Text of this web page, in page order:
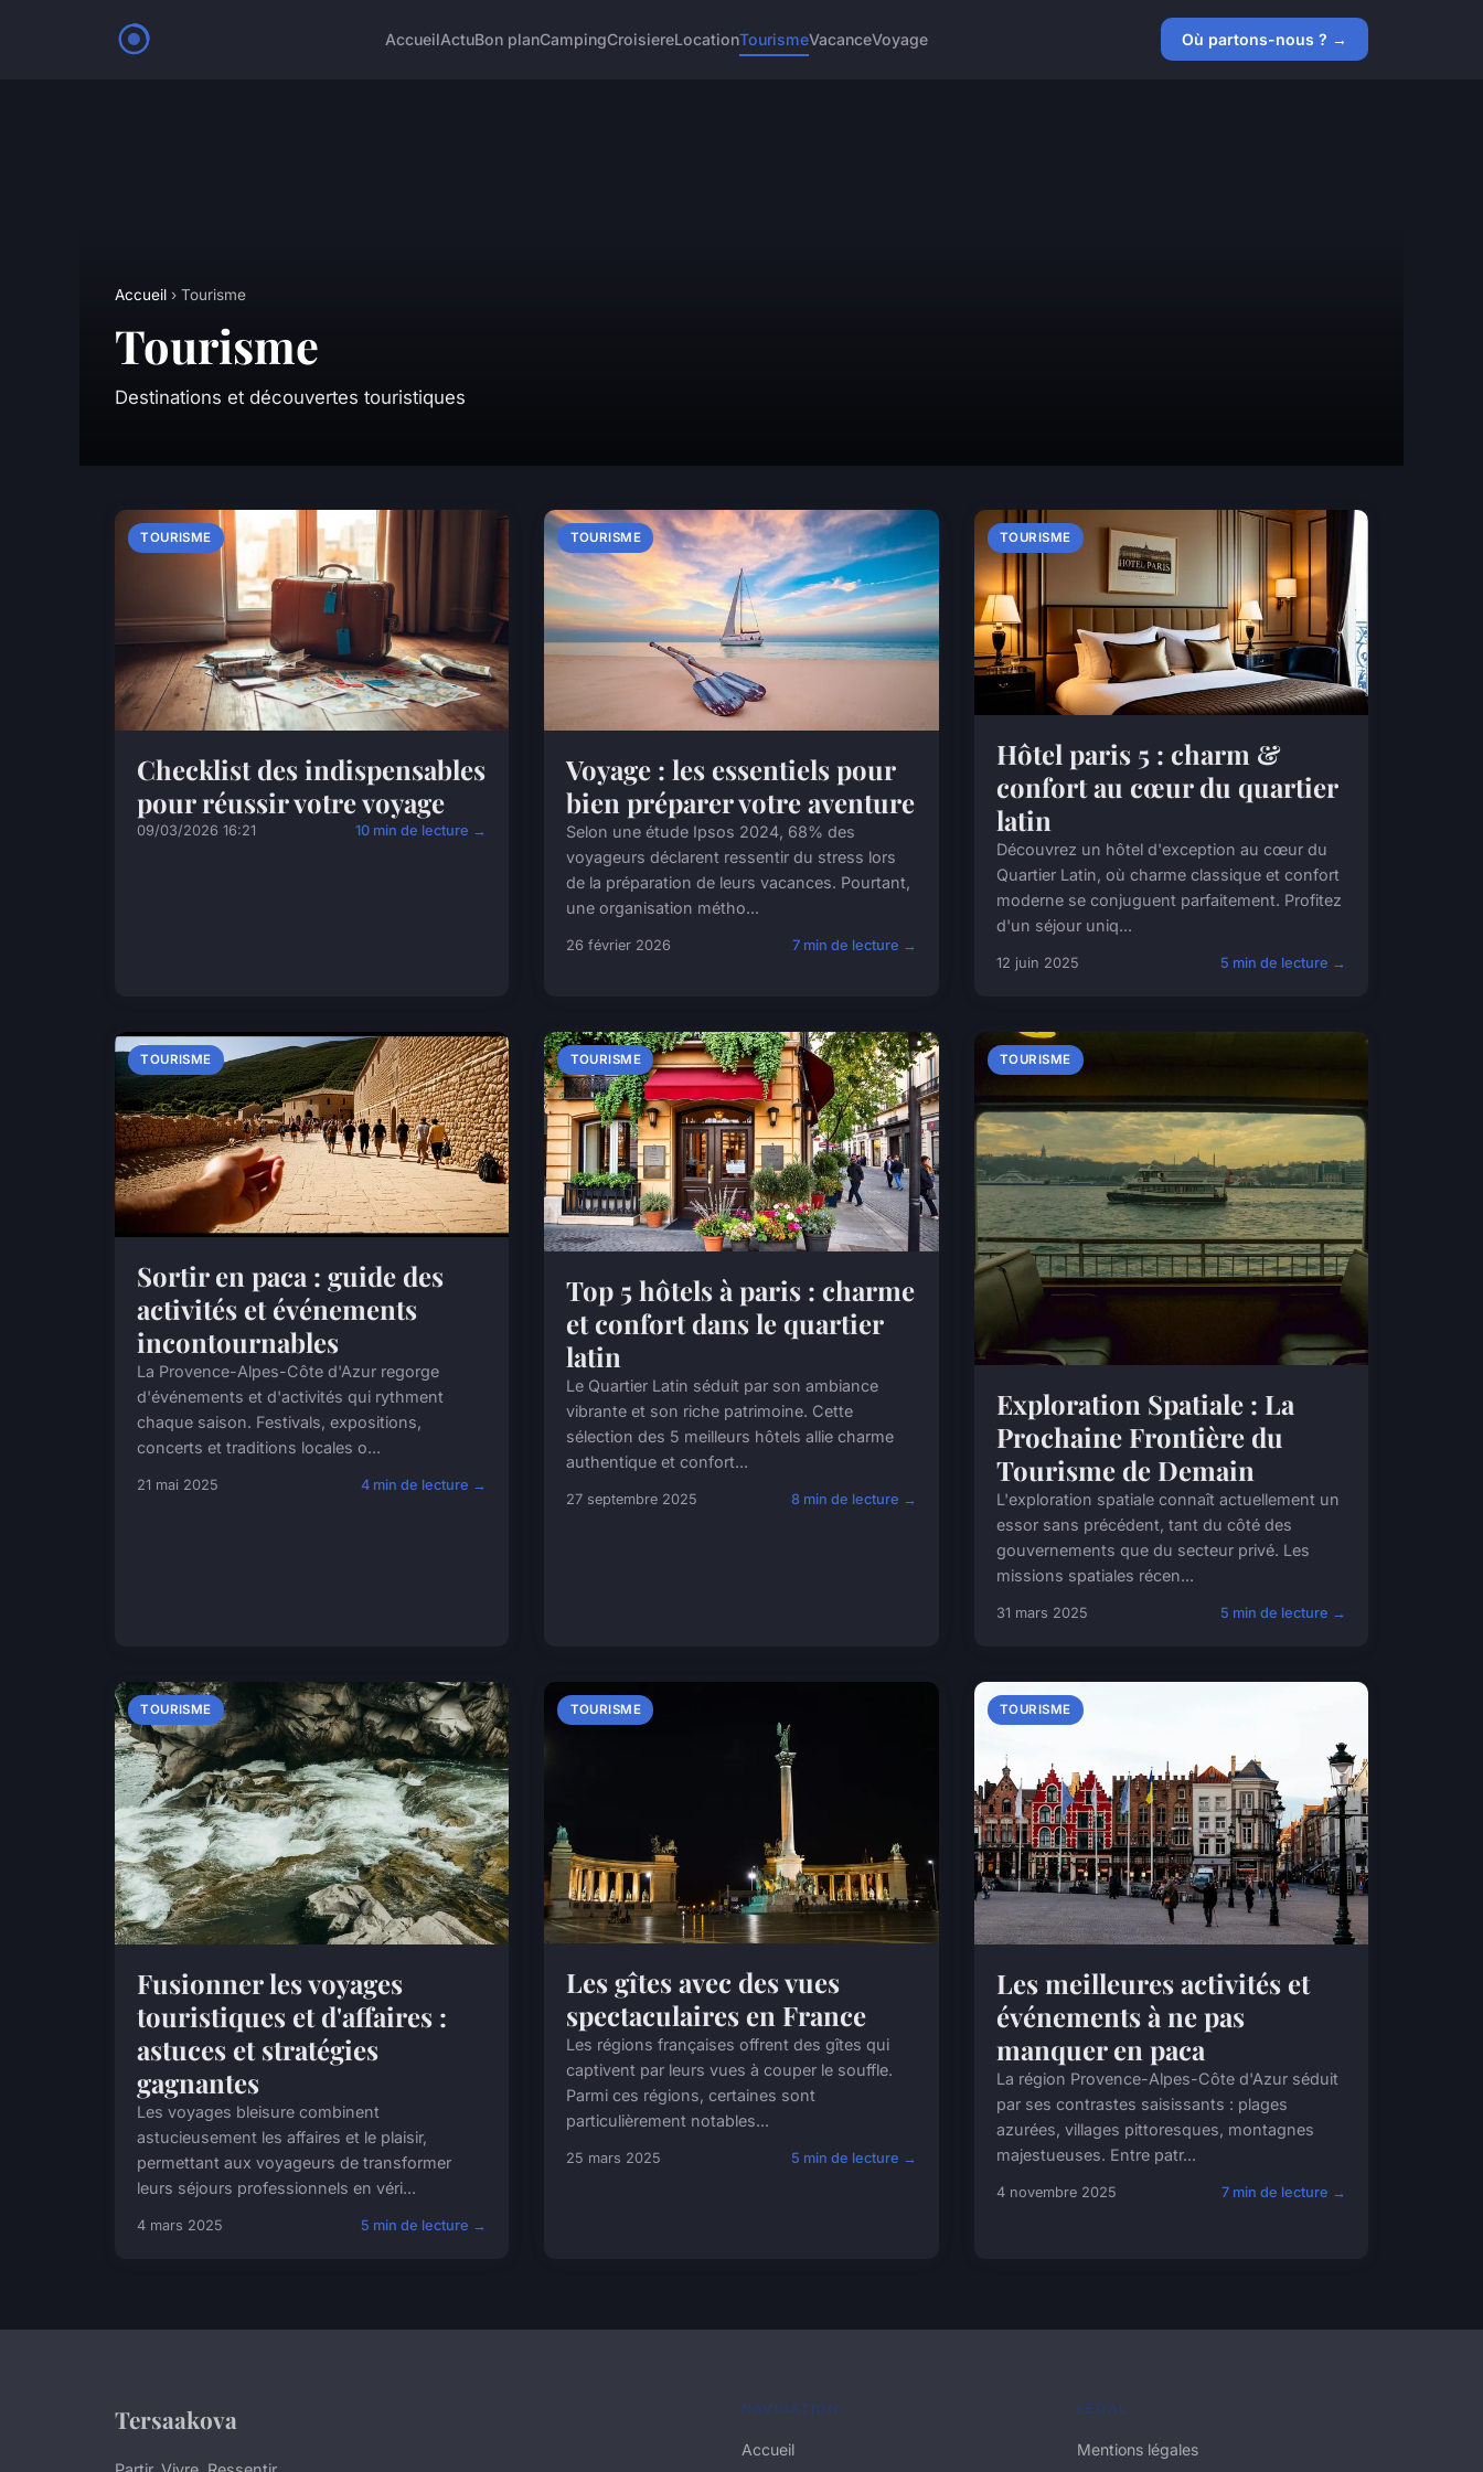
AccueilActuBon planCampingCroisiereLocationTourismeVacanceVoyage Où partons-nous ? →
Accueil › Tourisme
Tourisme
Destinations et découvertes touristiques
TOURISME
Checklist des indispensables
pour réussir votre voyage
09/03/2026 16:21 10 min de lecture →
TOURISME
Voyage : les essentiels pour
bien préparer votre aventure
Selon une étude Ipsos 2024, 68% des
voyageurs déclarent ressentir du stress lors
de la préparation de leurs vacances. Pourtant,
une organisation métho...
26 février 2026 7 min de lecture →
TOURISME
Hôtel paris 5 : charm &
confort au cœur du quartier
latin
Découvrez un hôtel d'exception au cœur du
Quartier Latin, où charme classique et confort
moderne se conjuguent parfaitement. Profitez
d'un séjour uniq...
12 juin 2025 5 min de lecture →
TOURISME
Sortir en paca : guide des
activités et événements
incontournables
La Provence-Alpes-Côte d'Azur regorge
d'événements et d'activités qui rythment
chaque saison. Festivals, expositions,
concerts et traditions locales o...
21 mai 2025 4 min de lecture →
TOURISME
Top 5 hôtels à paris : charme
et confort dans le quartier
latin
Le Quartier Latin séduit par son ambiance
vibrante et son riche patrimoine. Cette
sélection des 5 meilleurs hôtels allie charme
authentique et confort...
27 septembre 2025 8 min de lecture →
TOURISME
Exploration Spatiale : La
Prochaine Frontière du
Tourisme de Demain
L'exploration spatiale connaît actuellement un
essor sans précédent, tant du côté des
gouvernements que du secteur privé. Les
missions spatiales récen...
31 mars 2025 5 min de lecture →
TOURISME
Fusionner les voyages
touristiques et d'affaires :
astuces et stratégies
gagnantes
Les voyages bleisure combinent
astucieusement les affaires et le plaisir,
permettant aux voyageurs de transformer
leurs séjours professionnels en véri...
4 mars 2025 5 min de lecture →
TOURISME
Les gîtes avec des vues
spectaculaires en France
Les régions françaises offrent des gîtes qui
captivent par leurs vues à couper le souffle.
Parmi ces régions, certaines sont
particulièrement notables...
25 mars 2025 5 min de lecture →
TOURISME
Les meilleures activités et
événements à ne pas
manquer en paca
La région Provence-Alpes-Côte d'Azur séduit
par ses contrastes saisissants : plages
azurées, villages pittoresques, montagnes
majestueuses. Entre patr...
4 novembre 2025 7 min de lecture →
Tersaakova NAVIGATION
Accueil
LÉGAL
Mentions légales